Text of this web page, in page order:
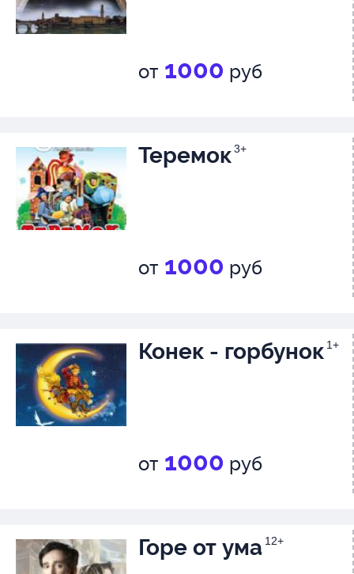
от 1000 руб
Теремок3+
от 1000 руб
Конек - горбунок 1+
от 1000 руб
Горе от ума 12+